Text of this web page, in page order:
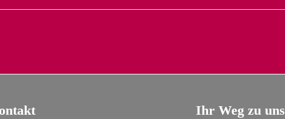
Ihr Weg zu uns